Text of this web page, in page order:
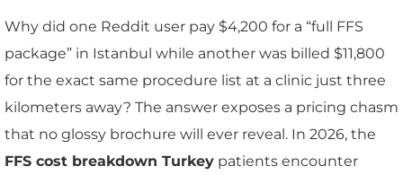
Why did one Reddit user pay $4,200 for a “full FFS
package” in Istanbul while another was billed $11,800
for the exact same procedure list at a clinic just three
kilometers away? The answer exposes a pricing chasm
that no glossy brochure will ever reveal. In 2026, the
FFS cost breakdown Turkey patients encounter